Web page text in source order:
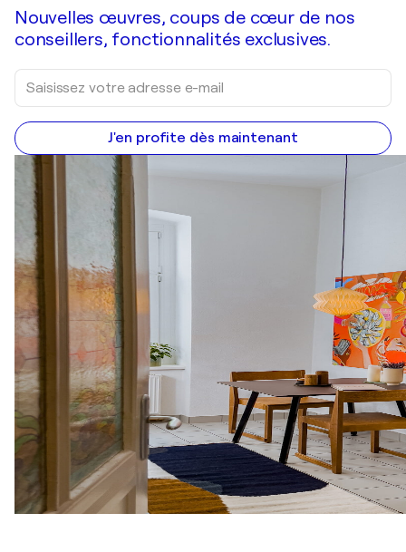
Nouvelles œuvres, coups de cœur de nos
conseillers, fonctionnalités exclusives.
J'en profite dès maintenant